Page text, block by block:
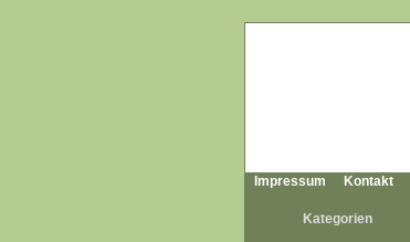
Impressum Kontakt
Kategorien